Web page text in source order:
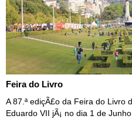
Feira do Livro
A 87.ª ediçÃ£o da Feira do Livro
Eduardo VII jÃ¡ no dia 1 de